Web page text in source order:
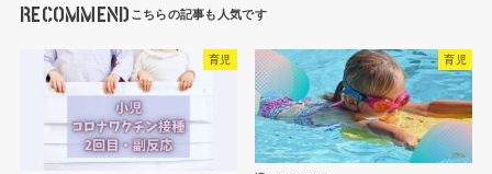
RECOMMEND
育児 育児